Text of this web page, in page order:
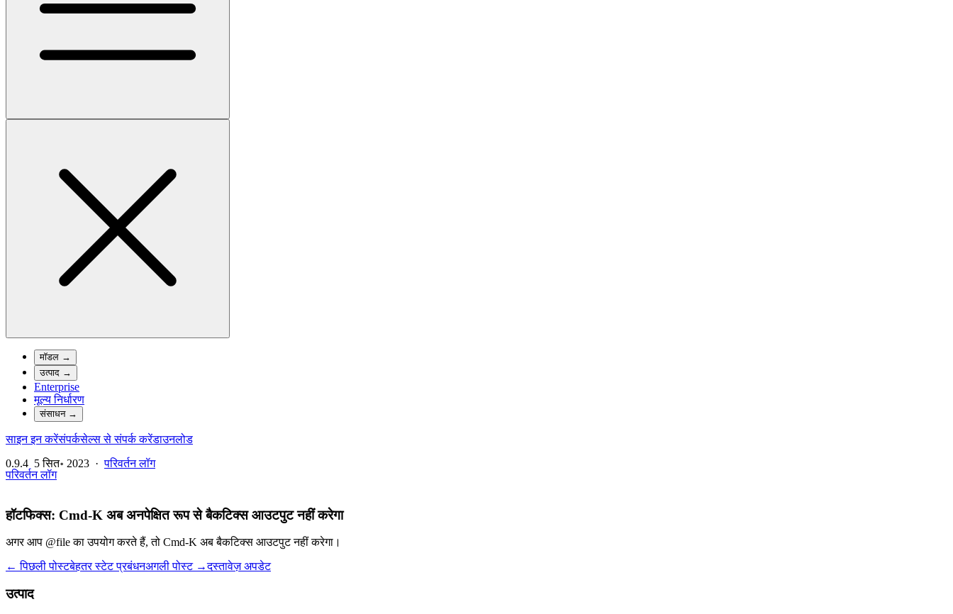
मॉडल →
उत्पाद →
Enterprise
मूल्य निर्धारण
संसाधन→
साइन इन करेंसंपर्कसेल्स से संपर्क करेंडाउनलोड
0.9.4 5 सित॰ 2023 ·परिवर्तन लॉग
परिवर्तन लॉग
हॉटफिक्स: Cmd-K अब अनपेक्षित रूप से बैकटिक्स आउटपुट नहीं करेगा
अगर आप @file का उपयोग करते हैं, तो Cmd-K अब बैकटिक्स आउटपुट नहीं करेगा।
← पिछली पोस्टबेहतर स्टेट प्रबंधनअगली पोस्ट →दस्तावेज़ अपडेट
उत्पाद